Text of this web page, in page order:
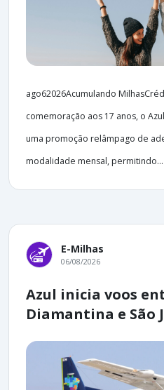
ago62026Acumulando
comemoração aos 17 anos, o
uma promoção relâmpago de
modalidade mensal, permitindo...
E-Milhas
06/08/2026
Azul inicia voos
Diamantina e São